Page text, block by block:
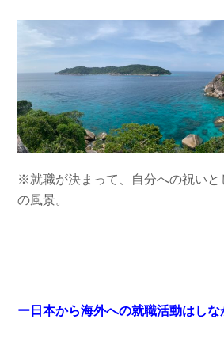
※就職が決まって、自分への祝いと
の風景。
ー日本から海外への就職活動はしな